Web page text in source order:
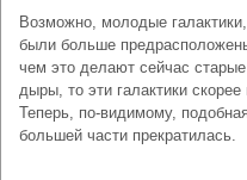
Возможно, молодые
были больше
чем это делают сейчас
дыры, то эти галактики
Теперь, по-видимому,
большей части прекратилась.